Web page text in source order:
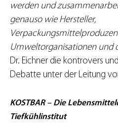
werden und
genauso wie Hersteller,
Umweltorganisationen und
Dr. Eichner die kontrovers
Debatte unter der Leitung
KOSTBAR – Die
Tiefkühlinstitut